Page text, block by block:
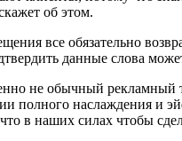
об этом.
все обязательно
данные слова
не обычный
полного наслаждения
в наших силах чтобы